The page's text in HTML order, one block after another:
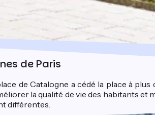
de Paris
de Catalogne a cédé la place à
la qualité de vie des habitants et
différentes.